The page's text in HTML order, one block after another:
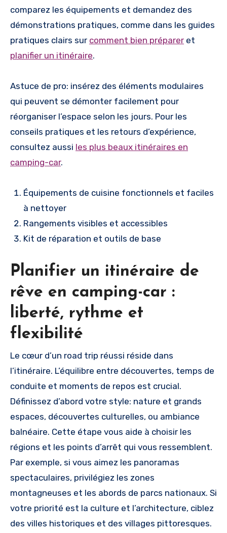
comparez les équipements et demandez des
démonstrations pratiques, comme dans les guides
pratiques clairs sur comment bien préparer et
planifier un itinéraire.
Astuce de pro: insérez des éléments modulaires
qui peuvent se démonter facilement pour
réorganiser l’espace selon les jours. Pour les
conseils pratiques et les retours d’expérience,
consultez aussi les plus beaux itinéraires en
camping-car.
Équipements de cuisine fonctionnels et faciles
à nettoyer
Rangements visibles et accessibles
Kit de réparation et outils de base
Planifier un itinéraire de
rêve en camping-car :
liberté, rythme et
flexibilité
Le cœur d’un road trip réussi réside dans
l’itinéraire. L’équilibre entre découvertes, temps de
conduite et moments de repos est crucial.
Définissez d’abord votre style: nature et grands
espaces, découvertes culturelles, ou ambiance
balnéaire. Cette étape vous aide à choisir les
régions et les points d’arrêt qui vous ressemblent.
Par exemple, si vous aimez les panoramas
spectaculaires, privilégiez les zones
montagneuses et les abords de parcs nationaux. Si
votre priorité est la culture et l’architecture, ciblez
des villes historiques et des villages pittoresques.